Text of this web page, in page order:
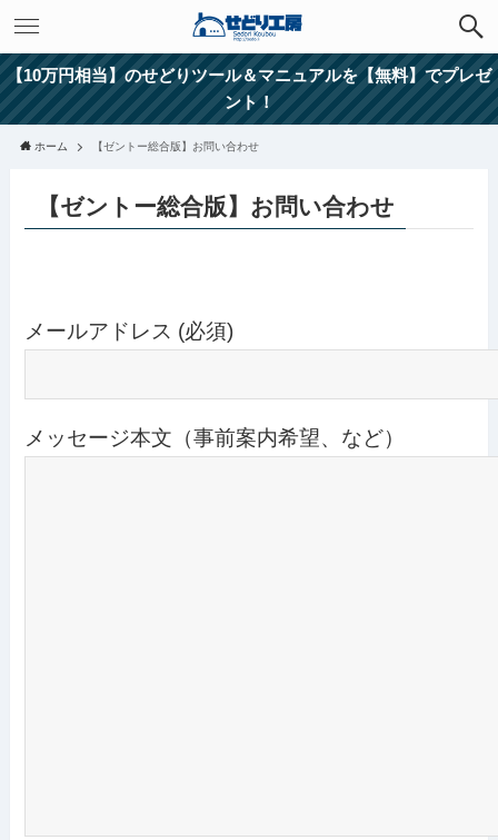
【10万円相当】のせどりツール＆マニュアルを【無料】でプレゼ
ント！
ホーム 【ゼントー総合版】お問い合わせ
【ゼントー総合版】お問い合わせ
メールアドレス (必須)
メッセージ本文（事前案内希望、など）